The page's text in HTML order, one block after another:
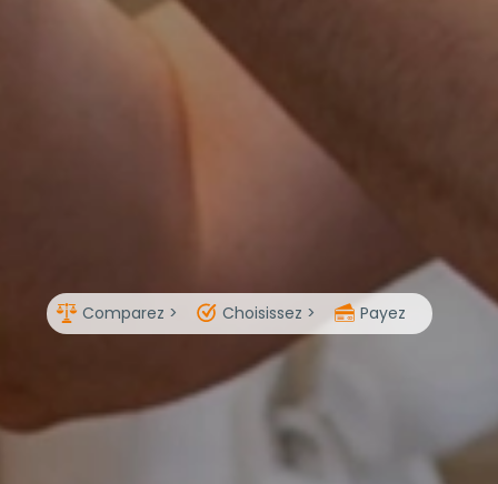
Comparez > Choisissez > Payez